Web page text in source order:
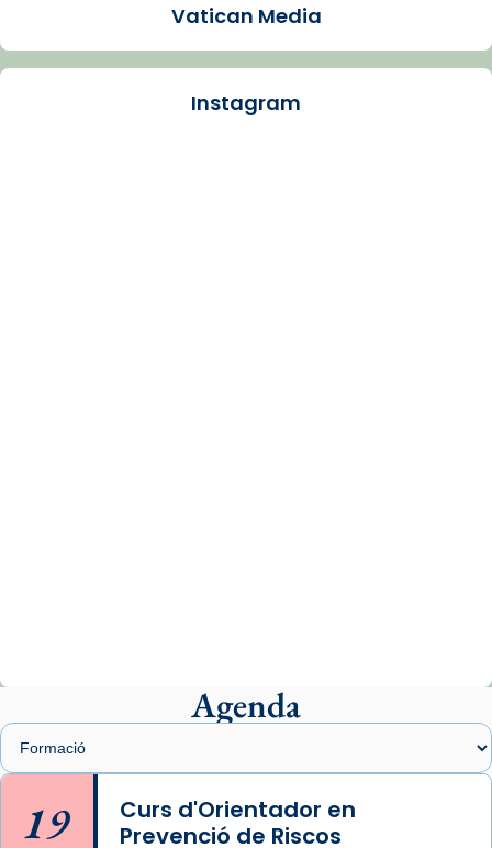
Arquebisbat de Barcelona
presidit aquest 27 de juliol la missa de Les
Santes de Mataró.
🔗tinyurl.com/cvu5jmbk
📸 J. Merino
Photo
Vatican Media
Instagram
Agenda
19
Curs d'Orientador en
Prevenció de Riscos